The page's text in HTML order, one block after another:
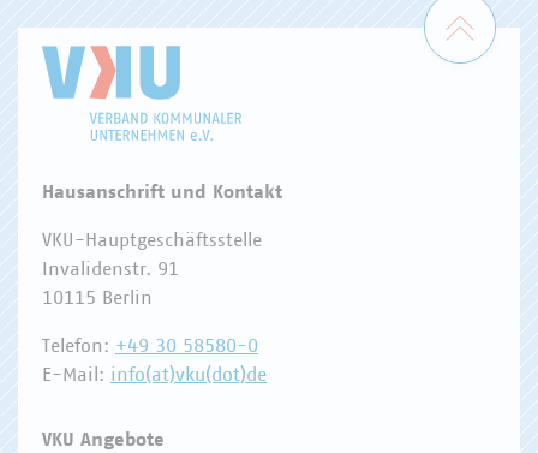
Zum
Hausanschrift und Kontakt
VKU-Hauptgeschäftsstelle
Invalidenstr. 91
10115 Berlin
Telefon: +49 30 58580-0
E-Mail: info(at)vku(dot)de
VKU Angebote